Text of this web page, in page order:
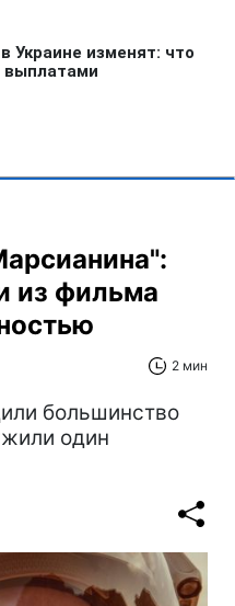
из фильма
2 мин
большинство
один